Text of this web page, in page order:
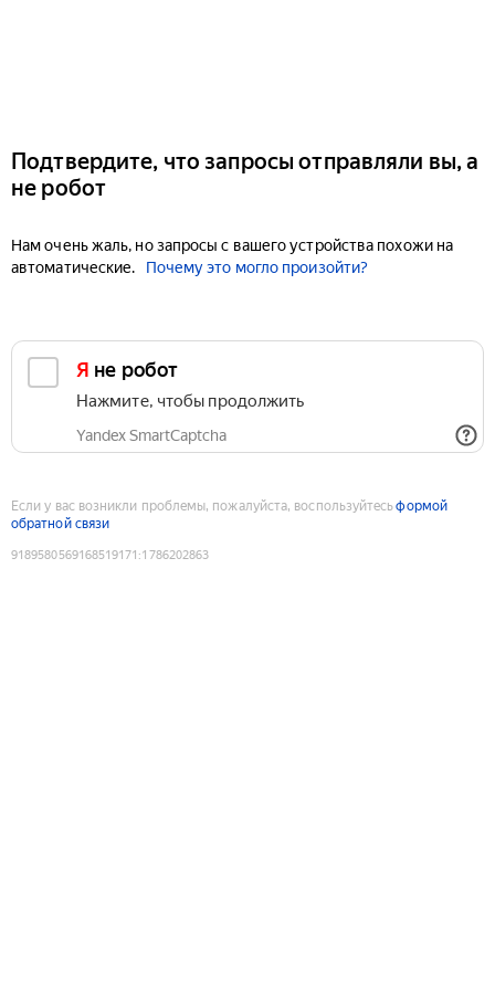
Подтвердите, что запросы отправляли вы, а
не робот
Нам очень жаль, но запросы с вашего устройства похожи на
автоматические.
Почему это могло произойти?
Я не робот
Нажмите, чтобы продолжить
Yandex SmartCaptcha
Если у вас возникли проблемы, пожалуйста, воспользуйтесьформой
обратной связи
9189580569168519171 :1786202863